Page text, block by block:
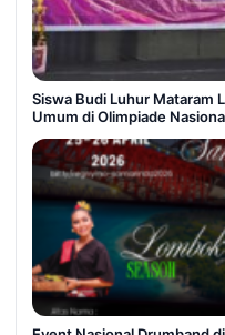
Siswa Budi Luhur Mataram
Umum di Olimpiade